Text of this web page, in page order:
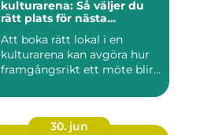
kulturarena: Så väljer du
rätt plats för nästa
Att boka rätt lokal i en
kulturarena kan avgöra hur
framgångsrikt ett möte blir...
30. jun